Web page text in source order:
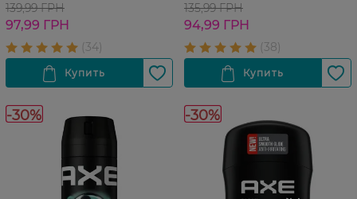
139,99 ГРН
97,99 ГРН
135,99 ГРН
94,99 ГРН
-30% -30%